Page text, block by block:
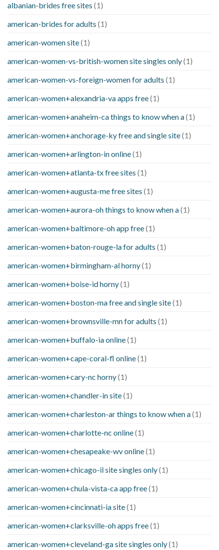
albanian-brides free sites (1)
american-brides for adults (1)
american-women site(1)
american-women-vs-british-women site singles only(1)
american-women-vs-foreign-women for adults (1)
american-women+alexandria-va apps free(1)
american-women+anaheim-ca things to know when a(1)
american-women+anchorage-ky free and single site(1)
american-women+arlington-in online(1)
american-women+atlanta-tx free sites (1)
american-women+augusta-me free sites (1)
american-women+aurora-oh things to know when a(1)
american-women+baltimore-oh app free(1)
american-women+baton-rouge-la for adults (1)
american-women+birmingham-al horny(1)
american-women+boise-id horny(1)
american-women+boston-ma free and single site(1)
american-women+brownsville-mn for adults (1)
american-women+buffalo-ia online(1)
american-women+cape-coral-fl online(1)
american-women+cary-nc horny(1)
american-women+chandler-in site(1)
american-women+charleston-ar things to know when a(1)
american-women+charlotte-nc online(1)
american-women+chesapeake-wv online(1)
american-women+chicago-il site singles only(1)
american-women+chula-vista-ca app free(1)
american-women+cincinnati-ia site(1)
american-women+clarksville-oh apps free(1)
american-women+cleveland-ga site singles only(1)